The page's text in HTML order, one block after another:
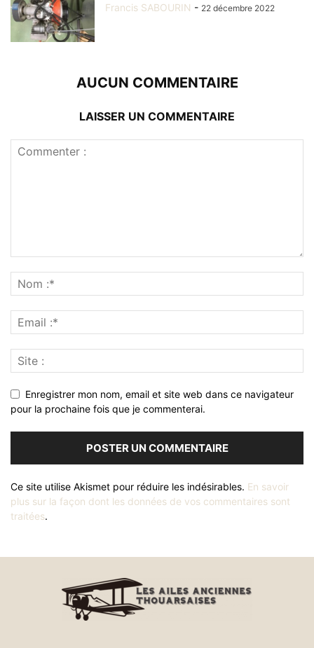
Francis SABOURIN - 22 décembre 2022
AUCUN COMMENTAIRE
LAISSER UN COMMENTAIRE
Enregistrer mon nom, email et site web dans ce navigateur
pour la prochaine fois que je commenterai.
Ce site utilise Akismet pour réduire les indésirables. En savoir
plus sur la façon dont les données de vos commentaires sont
traitées.